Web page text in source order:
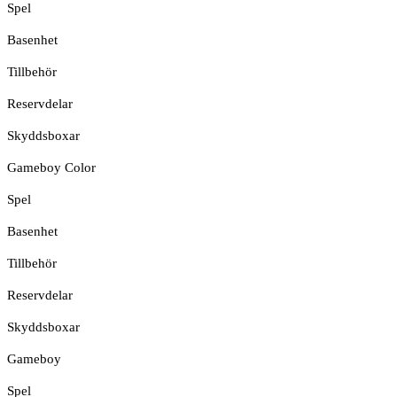
Spel
Basenhet
Tillbehör
Reservdelar
Skyddsboxar
Gameboy Color
Spel
Basenhet
Tillbehör
Reservdelar
Skyddsboxar
Gameboy
Spel